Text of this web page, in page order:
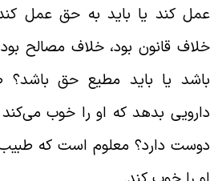
کند یا باید به حق عمل کند؟
قانون بود، خلاف مصالح بود،
یا باید مطیع حق باشد؟
بدهد که او را خوب می‌کند
دارد؟ معلوم است که طبیب